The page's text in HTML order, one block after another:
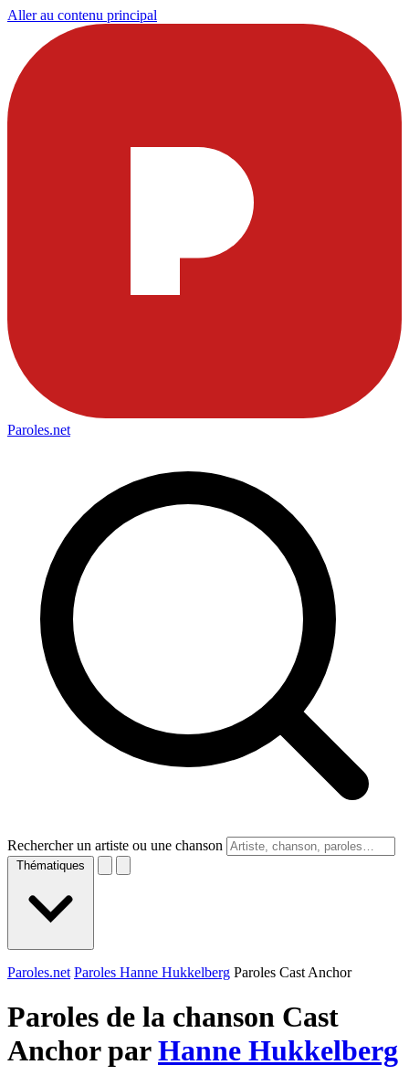
Aller au contenu principal
Paroles.net
Rechercher un artiste ou une chanson
Thématiques
Paroles.net Paroles Hanne Hukkelberg Paroles Cast Anchor
Paroles de la chanson Cast
Anchor parHanne Hukkelberg